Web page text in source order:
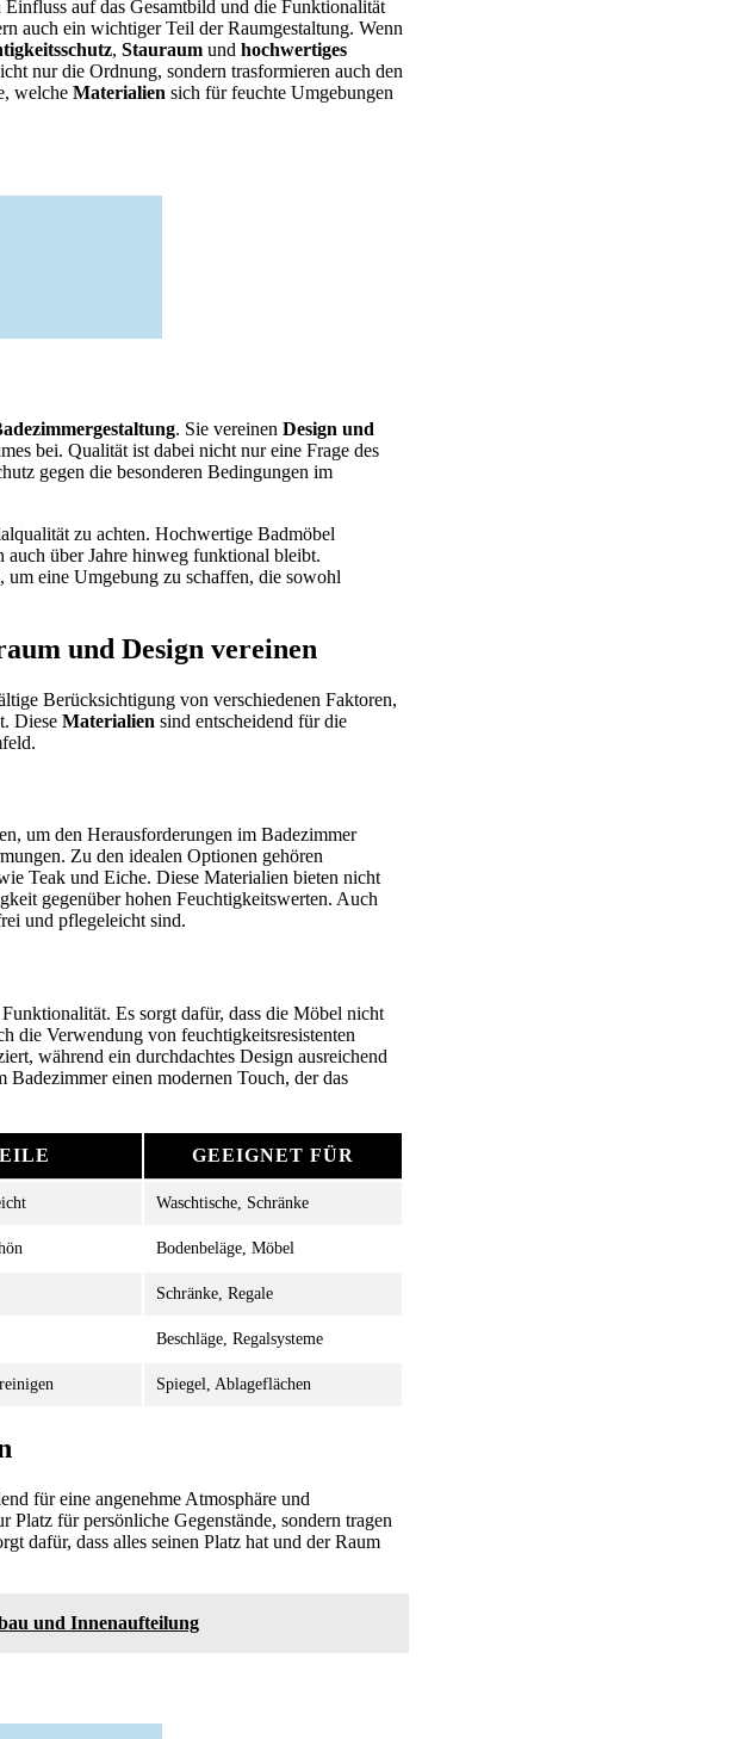
Einfluss auf das Gesamtbild und die Funktionalität
auch ein wichtiger Teil der Raumgestaltung. Wenn
, Stauraum und hochwertiges
nur die Ordnung, sondern trasformieren auch den
welche Materialien sich für feuchte Umgebungen
. Sie vereinen Design und
bei. Qualität ist dabei nicht nur eine Frage des
gegen die besonderen Bedingungen im
zu achten. Hochwertige Badmöbel
auch über Jahre hinweg funktional bleibt.
eine Umgebung zu schaffen, die sowohl
und Design vereinen
Berücksichtigung von verschiedenen Faktoren,
Diese Materialien sind entscheidend für die
um den Herausforderungen im Badezimmer
Zu den idealen Optionen gehören
Teak und Eiche. Diese Materialien bieten nicht
gegenüber hohen Feuchtigkeitswerten. Auch
und pflegeleicht sind.
Es sorgt dafür, dass die Möbel nicht
die Verwendung von feuchtigkeitsresistenten
während ein durchdachtes Design ausreichend
Badezimmer einen modernen Touch, der das
GEEIGNET FÜR
Waschtische, Schränke
Bodenbeläge, Möbel
Schränke, Regale
Beschläge, Regalsysteme
Spiegel, Ablageflächen
für eine angenehme Atmosphäre und
Platz für persönliche Gegenstände, sondern tragen
dafür, dass alles seinen Platz hat und der Raum
und Innenaufteilung